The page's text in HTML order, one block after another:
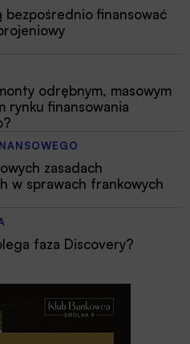
bezpośrednio finansować
odrębnym, masowym
rynku finansowania
zasadach
w sprawach frankowych
faza Discovery?